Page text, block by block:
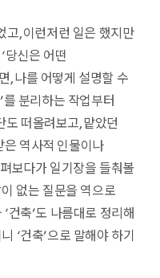
고, 이런저런 일은 했지만
당신은 어떤
, 나를 어떻게 설명할 수
를 분리하는 작업부터
떠올려보고, 맡았던
은 역사적 인물이나
보다가 일기장을 들춰볼
없는 질문을 역으로
건축’도 나름대로 정리해
‘건축’으로 말해야 하기